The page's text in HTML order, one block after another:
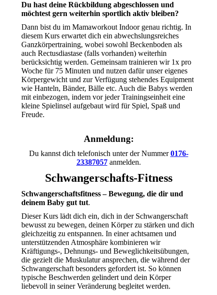
Du hast deine Rückbildung abgeschlossen und
möchtest gern weiterhin sportlich aktiv bleiben?
Dann bist du im Mamaworkout Indoor genau richtig. In
diesem Kurs erwartet dich ein abwechslungsreiches
Ganzkörpertraining, wobei sowohl Beckenboden als
auch Rectusdiastase (falls vorhanden) weiterhin
berücksichtig werden. Gemeinsam trainieren wir 1x pro
Woche für 75 Minuten und nutzen dafür unser eigenes
Körpergewicht und zur Verfügung stehendes Equipment
wie Hanteln, Bänder, Bälle etc. Auch die Babys werden
mit einbezogen, indem vor jeder Trainingseinheit eine
kleine Spielinsel aufgebaut wird für Spiel, Spaß und
Freude.
Anmeldung:
Du kannst dich telefonisch unter der Nummer0176-
23387057anmelden.
Schwangerschafts-Fitness
Schwangerschaftsfitness – Bewegung, die dir und
deinem Baby gut tut.
Dieser Kurs lädt dich ein, dich in der Schwangerschaft
bewusst zu bewegen, deinen Körper zu stärken und dich
gleichzeitig zu entspannen. In einer achtsamen und
unterstützenden Atmosphäre kombinieren wir
Kräftigungs-, Dehnungs- und Beweglichkeitsübungen,
die gezielt die Muskulatur ansprechen, die während der
Schwangerschaft besonders gefordert ist. So können
typische Beschwerden gelindert und dein Körper
liebevoll in seiner Veränderung begleitet werden.